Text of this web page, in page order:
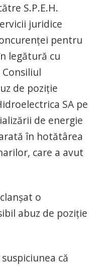
S.P.E.H.
juridice
pentru
legătură cu
de poziţie
SA pe
de energie
în hotătârea
care a avut
o
abuz de poziţie
că